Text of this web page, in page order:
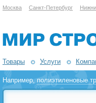
Москва Санкт-Петербург
Товары Услуги
Например,полиэтиленовые